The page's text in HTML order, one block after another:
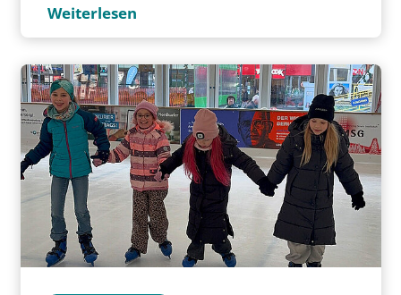
Weiterlesen